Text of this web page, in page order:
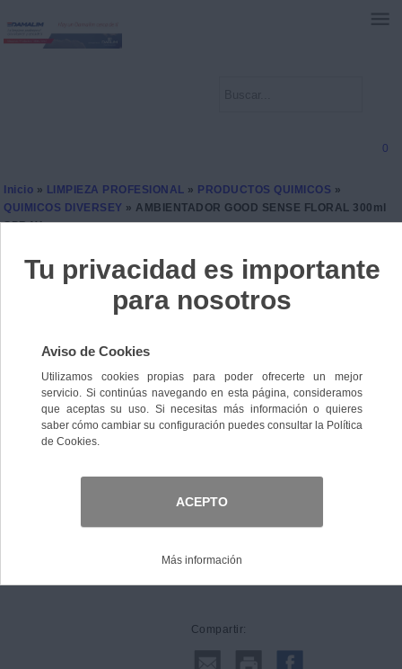
0
Inicio » LIMPIEZA PROFESIONAL » PRODUCTOS QUIMICOS »
QUIMICOS DIVERSEY » AMBIENTADOR GOOD SENSE FLORAL 300ml
SPRAY
AMBIENTADOR GOOD
SENSE FLORAL 300ml
Sin stock
7,5000 €IVA incl.
6,1983 € IVA no Incl.
Comprar
Compartir: